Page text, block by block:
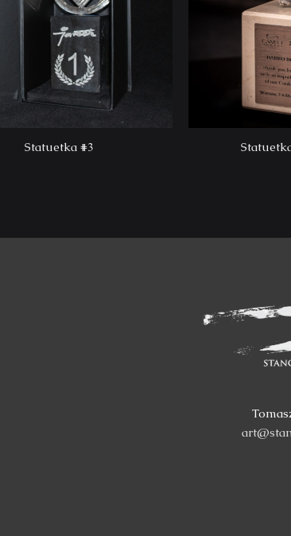
Statuetka #3